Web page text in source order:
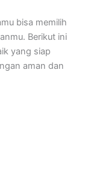
bisa memilih
Berikut ini
yang siap
aman dan